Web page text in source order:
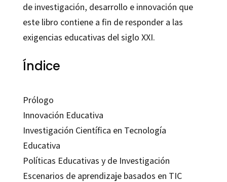
de investigación, desarrollo e innovación que
este libro contiene a fin de responder a las
exigencias educativas del siglo XXI.
Índice
Prólogo
Innovación Educativa
Investigación Científica en Tecnología
Educativa
Políticas Educativas y de Investigación
Escenarios de aprendizaje basados en TIC